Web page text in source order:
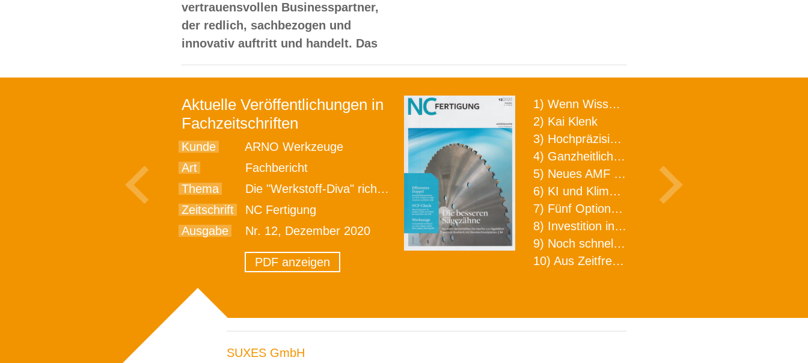
vertrauensvollen Businesspartner,
der redlich, sachbezogen und
innovativ auftritt und handelt. Das
Aktuelle Veröffentlichungen in
Fachzeitschriften
Kunde
ARNO Werkzeuge
Art
Fachbericht
Thema
Die "Werkstoff-Diva" richtig zerspanen
Zeitschrift
NC Fertigung
Ausgabe
Nr. 12, Dezember 2020
PDF anzeigen
1) Wenn Wissen geht, kann ARNO WERKZEUGE helfen
2) Kai Klenk
3) Hochpräzision in neuer Dimension
4) Ganzheitlicher Ansatz für mehr Effizienz und Produktivität in der Zerspanung
5) Neues AMF Logistikzentrum feierlich eröffnet
6) KI und Klimaschutz im Schaltanlagenbau
7) Fünf Optionen, wie man Zeitfresser in Effizienz umwandelt
8) Investition in Fellbach mit nachhaltiger Logistik und Lagerfläche
9) Noch schnellere Lieferung
10) Aus Zeitfressern wird Effizienz
SUXES GmbH